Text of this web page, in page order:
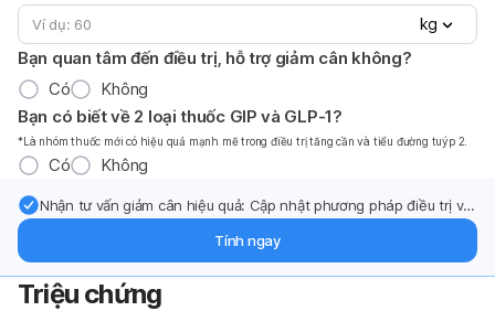
kg
Bạn quan tâm đến điều trị, hỗ trợ giảm cân không?
Có
Không
Bạn có biết về 2 loại thuốc GIP và GLP-1?
*Là nhóm thuốc mới có hiệu quả mạnh mẽ trong điều trị tăng cần và tiểu đường tuýp 2.
Có Không
Nhận tư vấn giảm cân hiệu quả: Cập nhật phương pháp điều trị và
Tính ngay
Triệu chứng